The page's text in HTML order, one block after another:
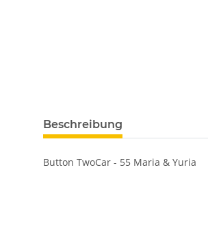
Beschreibung
Button TwoCar - 55 Maria & Yuria